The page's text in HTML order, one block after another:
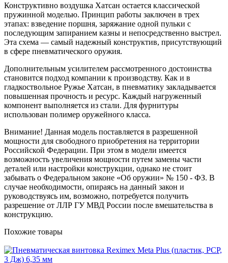
Конструктивно воздушка Хатсан остается классической
пружинной моделью. Принцип работы заключен в трех
этапах: взведение поршня, заряжание одной пульки с
последующим запиранием казны и непосредственно выстрел.
Эта схема — самый надежный конструктив, присутствующий
в сфере пневматического оружия.
Дополнительным усилителем рассмотренного достоинства
становится подход компании к производству. Как и в
гладкоствольное Ружье Хатсан, в пневматику закладывается
повышенная прочность и ресурс. Каждый нагруженный
компонент выполняется из стали. Для фурнитуры
использован полимер оружейного класса.
Внимание! Данная модель поставляется в разрешенной
мощности для свободного приобретения на территории
Российской Федерации. При этом в модели имеется
возможность увеличения мощности путем замены части
деталей или настройки конструкции, однако не стоит
забывать о Федеральном законе «Об оружии» № 150 - ФЗ. В
случае необходимости, опираясь на данный закон и
руководствуясь им, возможно, потребуется получить
разрешение от ЛЛР ГУ МВД России после вмешательства в
конструкцию.
Похожие товары